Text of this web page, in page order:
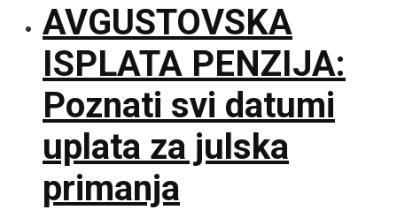
AVGUSTOVSKA
ISPLATA PENZIJA:
Poznati svi datumi
uplata za julska
primanja